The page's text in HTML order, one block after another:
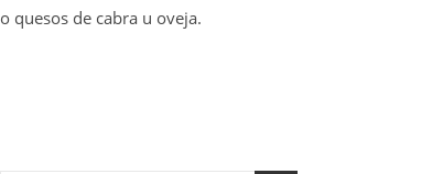
o quesos de cabra u oveja.